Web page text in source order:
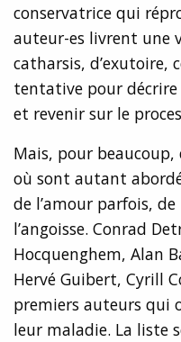
conservatrice qui
auteur-es livrent une
catharsis, d’exutoire,
tentative pour
et revenir sur le
Mais, pour beaucoup,
où sont autant
de l’amour parfois,
l’angoisse. Conrad
Hocquenghem, Alan
Hervé Guibert, Cyrill
premiers auteurs qui
leur maladie. La liste